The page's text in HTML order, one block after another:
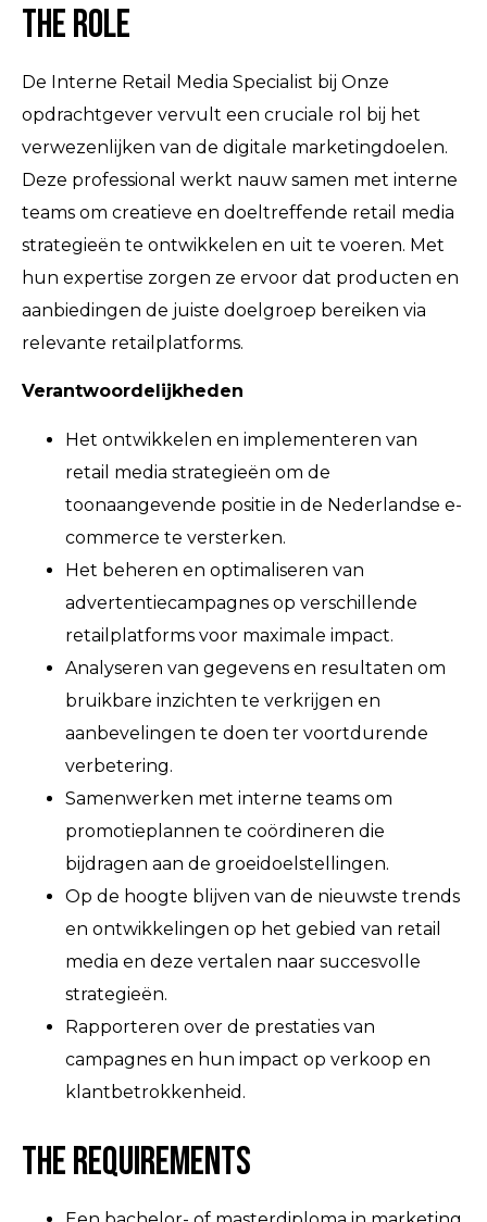
The Role
De Interne Retail Media Specialist bij Onze
opdrachtgever vervult een cruciale rol bij het
verwezenlijken van de digitale marketingdoelen.
Deze professional werkt nauw samen met interne
teams om creatieve en doeltreffende retail media
strategieën te ontwikkelen en uit te voeren. Met
hun expertise zorgen ze ervoor dat producten en
aanbiedingen de juiste doelgroep bereiken via
relevante retailplatforms.
Verantwoordelijkheden
Het ontwikkelen en implementeren van
retail media strategieën om de
toonaangevende positie in de Nederlandse e-
commerce te versterken.
Het beheren en optimaliseren van
advertentiecampagnes op verschillende
retailplatforms voor maximale impact.
Analyseren van gegevens en resultaten om
bruikbare inzichten te verkrijgen en
aanbevelingen te doen ter voortdurende
verbetering.
Samenwerken met interne teams om
promotieplannen te coördineren die
bijdragen aan de groeidoelstellingen.
Op de hoogte blijven van de nieuwste trends
en ontwikkelingen op het gebied van retail
media en deze vertalen naar succesvolle
strategieën.
Rapporteren over de prestaties van
campagnes en hun impact op verkoop en
klantbetrokkenheid.
The Requirements